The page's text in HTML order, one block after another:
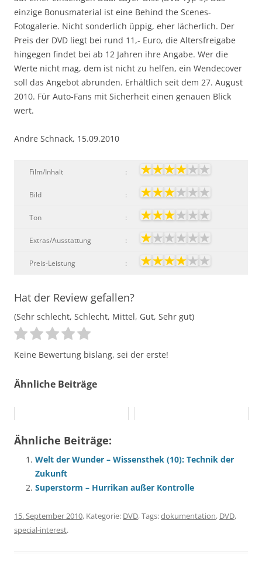
einzige Bonusmaterial ist eine Behind the Scenes-
Fotogalerie. Nicht sonderlich üppig, eher lächerlich. Der
Preis der DVD liegt bei rund 11,- Euro, die Altersfreigabe
hingegen findet bei ab 12 Jahren ihre Angabe. Wer die
Werte nicht mag, dem ist nicht zu helfen, ein Wendecover
soll das Angebot abrunden. Erhältlich seit dem 27. August
2010. Für Auto-Fans mit Sicherheit einen genauen Blick
wert.
Andre Schnack, 15.09.2010
Film/Inhalt :
Bild :
Ton :
Extras/Ausstattung :
Preis-Leistung :
Hat der Review gefallen?
(Sehr schlecht, Schlecht, Mittel, Gut, Sehr gut)
Keine Bewertung bislang, sei der erste!
Ähnliche Beiträge
Ähnliche Beiträge:
Welt der Wunder – Wissensthek (10): Technik der
Zukunft
Superstorm – Hurrikan außer Kontrolle
15. September 2010, Kategorie: DVD, Tags:dokumentation, DVD,
special-interest.